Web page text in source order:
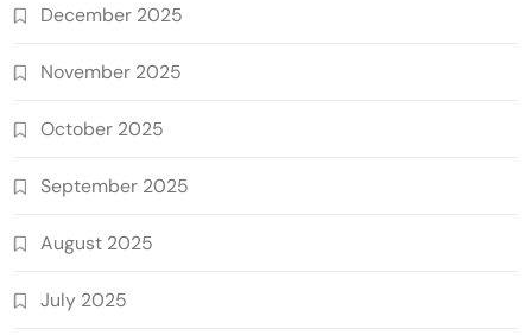
December 2025
November 2025
October 2025
September 2025
August 2025
July 2025